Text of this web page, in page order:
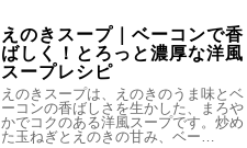
えのきスープ｜ベーコンで香
ばしく！とろっと濃厚な洋風
スープレシピ
えのきスープは、えのきのうま味とベ
ーコンの香ばしさを生かした、まろや
かでコクのある洋風スープです。炒め
た玉ねぎとえのきの甘み、ベー…